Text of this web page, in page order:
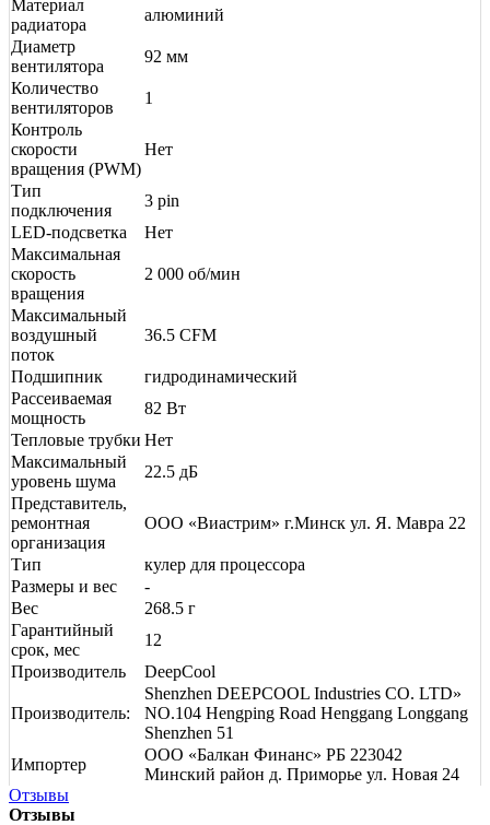
Материал
радиатора
алюминий
Диаметр
вентилятора
92 мм
Количество
вентиляторов
1
Контроль
скорости
вращения (PWM)
Нет
Тип
подключения
3 pin
LED-подсветка
Нет
Максимальная
скорость
вращения
2 000 об/мин
Максимальный
воздушный
поток
36.5 CFM
Подшипник
гидродинамический
Рассеиваемая
мощность
82 Вт
Тепловые трубки Нет
Максимальный
уровень шума
22.5 дБ
Представитель,
ремонтная
организация
ООО «Виастрим» г.Минск ул. Я. Мавра 22
Тип
кулер для процессора
Размеры и вес
-
Вес
268.5 г
Гарантийный
срок, мес
12
Производитель
DeepCool
Производитель:
Shenzhen DEEPCOOL Industries CO. LTD»
NO.104 Hengping Road Henggang Longgang
Shenzhen 51
Импортер
ООО «Балкан Финанс» РБ 223042
Минский район д. Приморье ул. Новая 24
Отзывы
Отзывы